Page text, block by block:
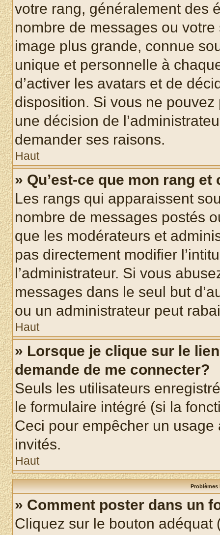
votre rang, généralement des
nombre de messages ou
image plus grande, connue
unique et personnelle à
d’activer les avatars et de
disposition. Si vous ne pouvez
une décision de
demander ses raisons.
Haut
» Qu’est-ce que mon rang
Les rangs qui apparaissent
nombre de messages postés
que les modérateurs et
pas directement modifier
l’administrateur. Si vous
messages dans le seul but
ou un administrateur peut
Haut
» Lorsque je clique sur le
demande de me connecter?
Seuls les utilisateurs
le formulaire intégré (si la
Ceci pour empêcher un
invités.
Haut
Problèmes
» Comment poster dans un
Cliquez sur le bouton